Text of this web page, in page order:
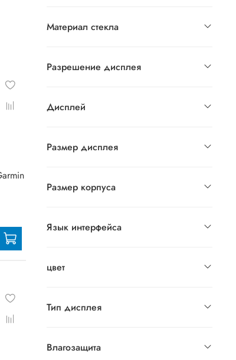
Материал стекла
Разрешение дисплея
Дисплей
Размер дисплея
Размер корпуса
Язык интерфейса
цвет
Тип дисплея
Влагозащита